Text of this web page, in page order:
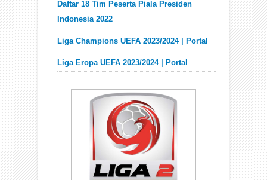
Daftar 18 Tim Peserta Piala Presiden
Indonesia 2022
Liga Champions UEFA 2023/2024 | Portal
Liga Eropa UEFA 2023/2024 | Portal